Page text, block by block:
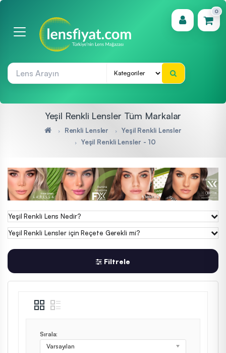
0
(0)
Yeşil Renkli Lensler Tüm Markalar
Renkli Lensler
Yeşil Renkli Lensler
Yeşil Renkli Lensler - 10
Yeşil Renkli Lens Nedir?
Yeşil Renkli Lensler için Reçete Gerekli mi?
Filtrele
Sırala:
Varsayılan